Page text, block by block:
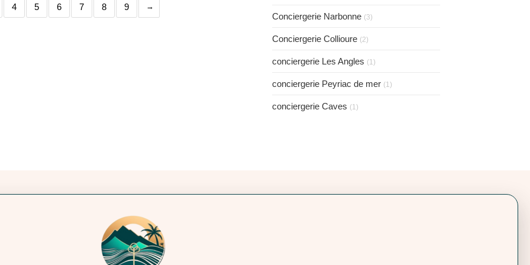
4 5 6 7 8 9
Conciergerie Narbonne (3)
Conciergerie Collioure (2)
conciergerie Les Angles (1)
conciergerie Peyriac de mer (1)
conciergerie Caves (1)